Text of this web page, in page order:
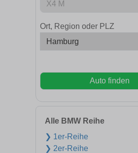
Ort, Region oder PLZ
Auto finden
Alle BMW Reihe
❯ 1er-Reihe
❯ 2er-Reihe